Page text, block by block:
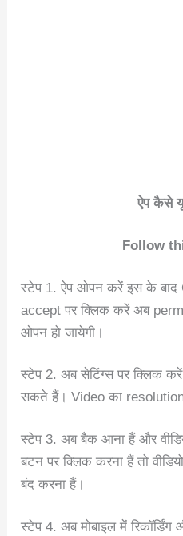
ऐप कैसे
Follow
स्टेप 1. ऐप ओपन करें इस के बाद
accept पर क्लिक करें अब
ओपन हो जायेगी।
स्टेप 2. अब सेटिंग्स पर क्लिक
सकते हैं। Video का
स्टेप 3. अब बैक आना हैं और
बटन पर क्लिक करना हैं तो
बंद करना हैं।
स्टेप 4. अब मोबाइल में रिकॉर्डिंग